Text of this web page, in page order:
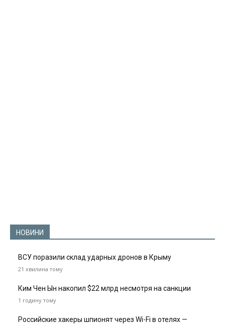
НОВИНИ
ВСУ поразили склад ударных дронов в Крыму
21 хвилина тому
Ким Чен Ын накопил $22 млрд несмотря на санкции
1 годину тому
Российские хакеры шпионят через Wi-Fi в отелях —